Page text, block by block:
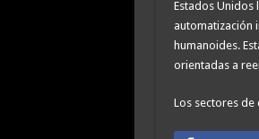
Estados Unidos
automatización
humanoides.
orientadas a
Los sectores